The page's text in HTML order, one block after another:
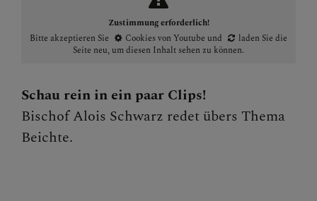
Zustimmung erforderlich!
Bitte akzeptieren Sie
Cookies von Youtube und
laden Sie die
Seite neu, um diesen Inhalt sehen zu können.
Schau rein in ein paar Clips!
Bischof Alois Schwarz redet übers Thema
Beichte.